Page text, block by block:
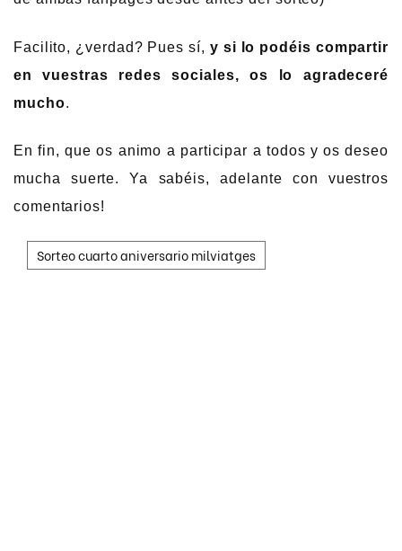
Facilito, ¿verdad? Pues sí, y si lo podéis compartir
en vuestras redes sociales, os lo agradeceré
mucho.
En fin, que os animo a participar a todos y os deseo
mucha suerte. Ya sabéis, adelante con vuestros
comentarios!
Sorteo cuarto aniversario milviatges